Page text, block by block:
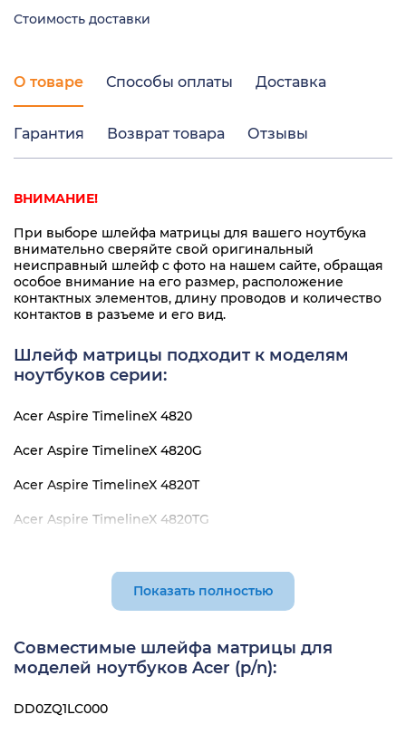
Стоимость доставки
О товаре Способы оплаты Доставка
Гарантия Возврат товара Отзывы
ВНИМАНИЕ!
При выборе шлейфа матрицы для вашего ноутбука
внимательно сверяйте свой оригинальный
неисправный шлейф с фото на нашем сайте, обращая
особое внимание на его размер, расположение
контактных элементов, длину проводов и количество
контактов в разъеме и его вид.
Шлейф матрицы подходит к моделям
ноутбуков серии:
Acer Aspire TimelineX 4820
Acer Aspire TimelineX 4820G
Acer Aspire TimelineX 4820T
Acer Aspire TimelineX 4820TG
Acer Aspire TimelineX 4820TZG
Показать полностью
Совместимые шлейфа матрицы для
моделей ноутбуков Acer (p/n):
DD0ZQ1LC000